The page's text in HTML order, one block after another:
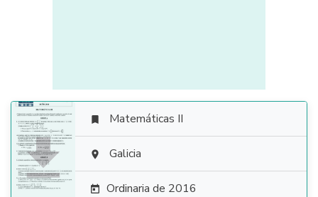

 Matemáticas II
 Galicia
 Ordinaria de 2016